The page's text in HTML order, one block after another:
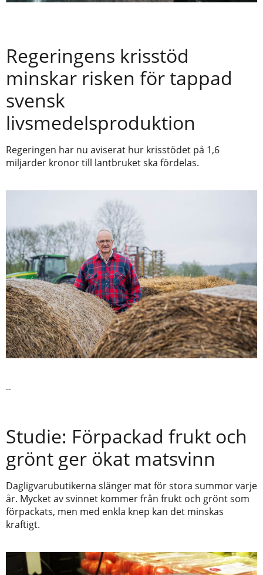
Regeringens krisstöd
minskar risken för tappad
svensk
livsmedelsproduktion
Regeringen har nu aviserat hur krisstödet på 1,6
miljarder kronor till lantbruket ska fördelas.
Studie: Förpackad frukt och
grönt ger ökat matsvinn
Dagligvarubutikerna slänger mat för stora summor varje
år. Mycket av svinnet kommer från frukt och grönt som
förpackats, men med enkla knep kan det minskas
kraftigt.